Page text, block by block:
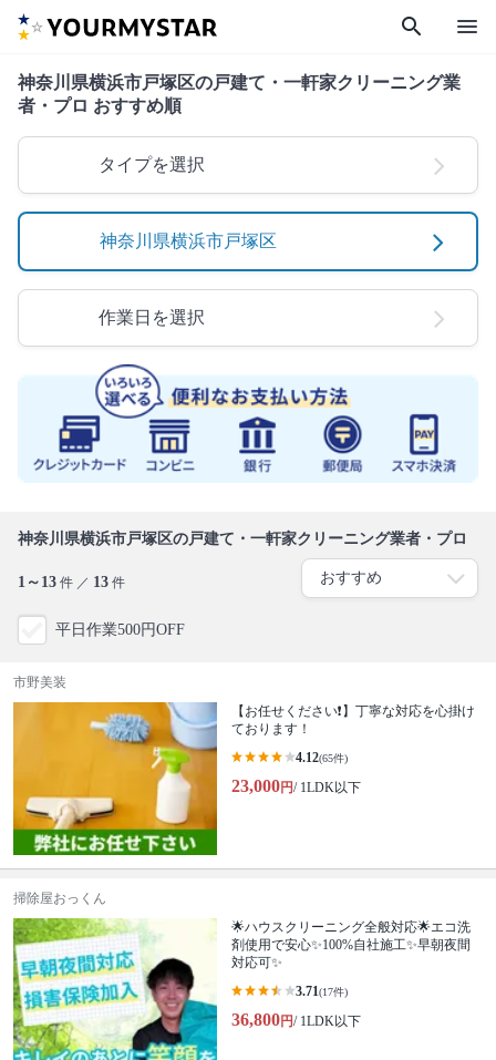
search menu
神奈川県横浜市戸塚区の戸建て・一軒家クリーニング業
者・プロ おすすめ順
タイプを選択
神奈川県横浜市戸塚区
作業日を選択
神奈川県横浜市戸塚区の戸建て・一軒家クリーニング業者・プロ
1～13 件 ／ 13 件
平日作業500円OFF
市野美装
【お任せください❗️】丁寧な対応を心掛け
ております！
4.12(65件)
23,000円/ 1LDK以下
掃除屋おっくん
🌟ハウスクリーニング全般対応🌟エコ洗
剤使用で安心✨100%自社施工✨早朝夜間
対応可✨
3.71(17件)
36,800円/ 1LDK以下